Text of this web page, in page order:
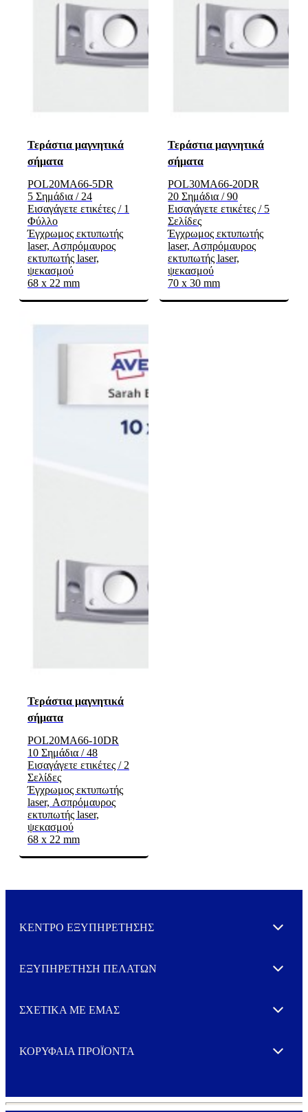
Τεράστια μαγνητικά
σήματα
POL20MA66-5DR
5 Σημάδια / 24
Εισαγάγετε ετικέτες / 1
Φύλλο
Έγχρωμος εκτυπωτής
laser, Ασπρόμαυρος
εκτυπωτής laser,
ψεκασμού
68 x 22 mm
Τεράστια μαγνητικά
σήματα
POL30MA66-20DR
20 Σημάδια / 90
Εισαγάγετε ετικέτες / 5
Σελίδες
Έγχρωμος εκτυπωτής
laser, Ασπρόμαυρος
εκτυπωτής laser,
ψεκασμού
70 x 30 mm
Τεράστια μαγνητικά
σήματα
POL20MA66-10DR
10 Σημάδια / 48
Εισαγάγετε ετικέτες / 2
Σελίδες
Έγχρωμος εκτυπωτής
laser, Ασπρόμαυρος
εκτυπωτής laser,
ψεκασμού
68 x 22 mm
ΚΕΝΤΡΟ ΕΞΥΠΗΡΕΤΗΣΗΣ Expand
ΕΞΥΠΗΡΕΤΗΣΗ ΠΕΛΑΤΩΝ Expand
ΣΧΕΤΙΚΑ ΜΕ ΕΜΑΣ Expand
ΚΟΡΥΦΑΙΑ ΠΡΟΪΟΝΤΑ Expand